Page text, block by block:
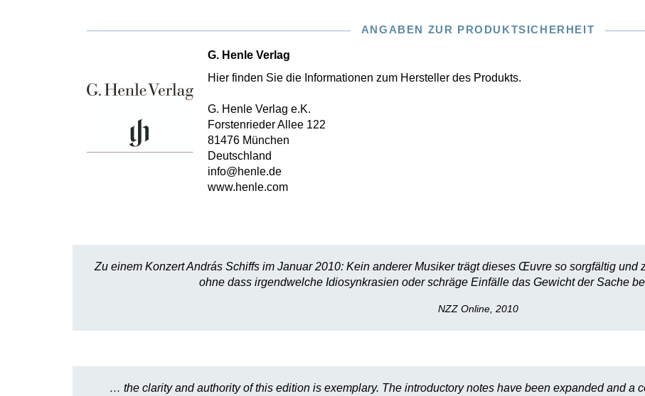
ANGABEN ZUR PRODUKTSICHERHEIT
G. Henle Verlag
Hier finden Sie die Informationen zum Hersteller des Produkts.
G. Henle Verlag e.K.
Forstenrieder Allee 122
81476 München
Deutschland
info@henle.de
www.henle.com
Zu einem Konzert András Schiffs im Januar 2010: Kein anderer Musiker trägt dieses Œuvre so sorgfältig und
ohne dass irgendwelche Idiosynkrasien oder schräge Einfälle das Gewicht der Sache
NZZ Online, 2010
… the clarity and authority of this edition is exemplary. The introductory notes have been expanded and a